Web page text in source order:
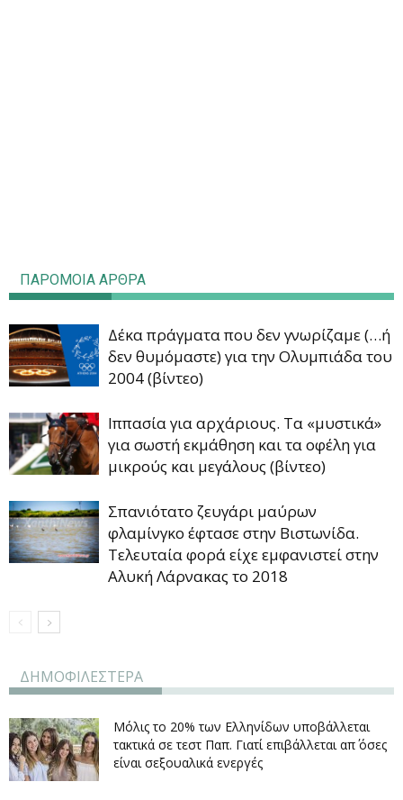
ΠΑΡΟΜΟΙΑ ΑΡΘΡΑ
Δέκα πράγματα που δεν γνωρίζαμε (…ή
δεν θυμόμαστε) για την Ολυμπιάδα του
2004 (βίντεο)
Ιππασία για αρχάριους. Τα «μυστικά»
για σωστή εκμάθηση και τα οφέλη για
μικρούς και μεγάλους (βίντεο)
Σπανιότατο ζευγάρι μαύρων
φλαμίνγκο έφτασε στην Βιστωνίδα.
Τελευταία φορά είχε εμφανιστεί στην
Αλυκή Λάρνακας το 2018
ΔΗΜΟΦΙΛΕΣΤΕΡΑ
Μόλις το 20% των Ελληνίδων υποβάλλεται
τακτικά σε τεστ Παπ. Γιατί επιβάλλεται απ΄ όσες
είναι σεξουαλικά ενεργές